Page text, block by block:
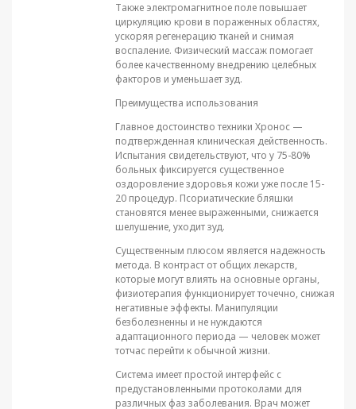
Также электромагнитное поле повышает
циркуляцию крови в пораженных областях,
ускоряя регенерацию тканей и снимая
воспаление. Физический массаж помогает
более качественному внедрению целебных
факторов и уменьшает зуд.
Преимущества использования
Главное достоинство техники Хронос —
подтвержденная клиническая действенность.
Испытания свидетельствуют, что у 75-80%
больных фиксируется существенное
оздоровление здоровья кожи уже после 15-
20 процедур. Псориатические бляшки
становятся менее выраженными, снижается
шелушение, уходит зуд.
Существенным плюсом является надежность
метода. В контраст от общих лекарств,
которые могут влиять на основные органы,
физиотерапия функционирует точечно, снижая
негативные эффекты. Манипуляции
безболезненны и не нуждаются
адаптационного периода — человек может
тотчас перейти к обычной жизни.
Система имеет простой интерфейс с
предустановленными протоколами для
различных фаз заболевания. Врач может